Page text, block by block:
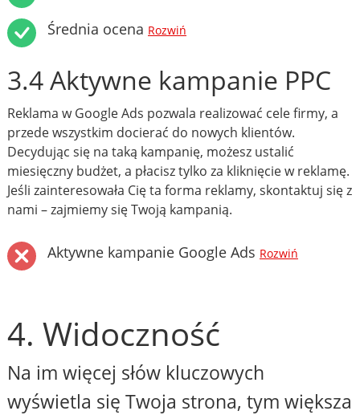
Średnia ocena Rozwiń
3.4 Aktywne kampanie PPC
Reklama w Google Ads pozwala realizować cele firmy, a
przede wszystkim docierać do nowych klientów.
Decydując się na taką kampanię, możesz ustalić
miesięczny budżet, a płacisz tylko za kliknięcie w reklamę.
Jeśli zainteresowała Cię ta forma reklamy, skontaktuj się z
nami – zajmiemy się Twoją kampanią.
Aktywne kampanie Google Ads Rozwiń
4. Widoczność
Na im więcej słów kluczowych
wyświetla się Twoja strona, tym większa